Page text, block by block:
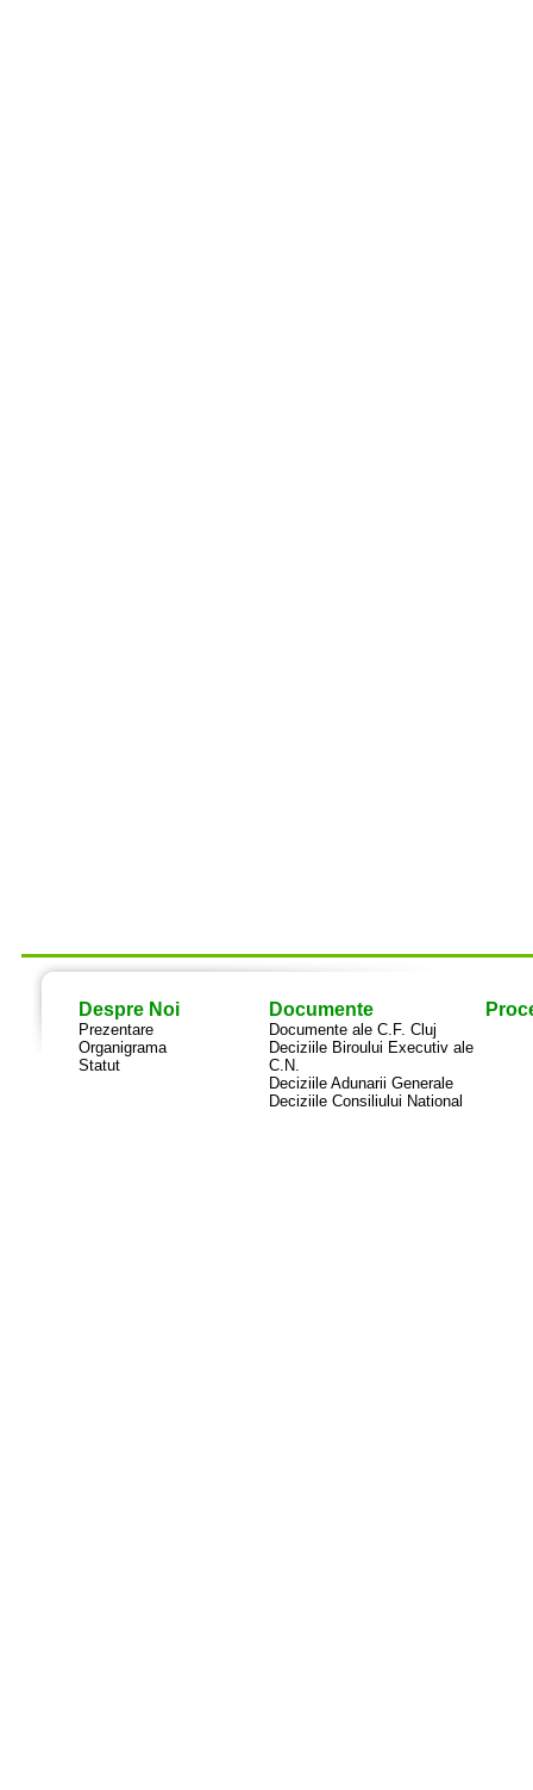
Despre Noi
Prezentare
Organigrama
Statut
Documente
Documente ale C.F. Cluj
Deciziile Biroului Executiv ale
C.N.
Deciziile Adunarii Generale
Deciziile Consiliului National